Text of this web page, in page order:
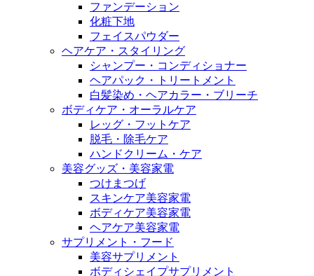
ファンデーション
化粧下地
フェイスパウダー
ヘアケア・スタイリング
シャンプー・コンディショナー
ヘアパック・トリートメント
白髪染め・ヘアカラー・ブリーチ
ボディケア・オーラルケア
レッグ・フットケア
脱毛・除毛ケア
ハンドクリーム・ケア
美容グッズ・美容家電
つけまつげ
スキンケア美容家電
ボディケア美容家電
ヘアケア美容家電
サプリメント・フード
美容サプリメント
ボディシェイプサプリメント